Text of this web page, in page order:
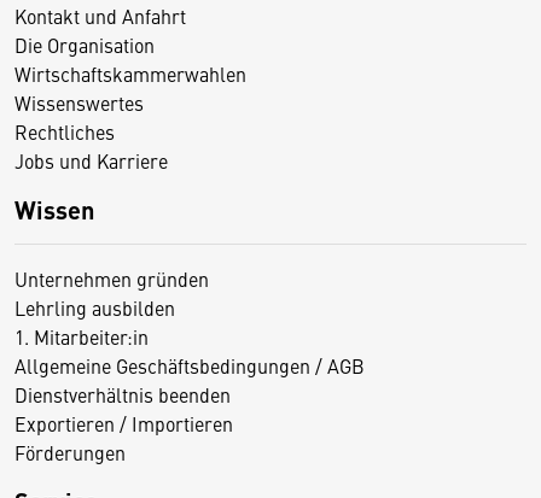
Kontakt und Anfahrt
Die Organisation
Wirtschaftskammerwahlen
Wissenswertes
Rechtliches
Jobs und Karriere
Wissen
Unternehmen gründen
Lehrling ausbilden
1. Mitarbeiter:in
Allgemeine Geschäftsbedingungen / AGB
Dienstverhältnis beenden
Exportieren / Importieren
Förderungen